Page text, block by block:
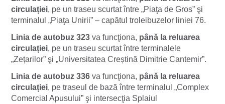
circulației, pe un traseu scurtat între „Piaţa de Gros” şi
terminalul „Piaţa Unirii” – capătul troleibuzelor liniei 76.
Linia de autobuz 323 va funcţiona, până la reluarea
circulației, pe un traseu scurtat între terminalele
„Zețarilor” şi „Universitatea Creștină Dimitrie Cantemir”.
Linia de autobuz 336 va funcţiona, până la reluarea
circulației, pe traseul de bază între terminalul „Complex
Comercial Apusului” şi intersecţia Splaiul